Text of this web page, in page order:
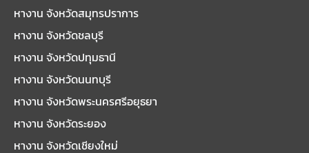
หางาน จังหวัดสมุทรปราการ
หางาน จังหวัดชลบุรี
หางาน จังหวัดปทุมธานี
หางาน จังหวัดนนทบุรี
หางาน จังหวัดพระนครศรีอยุธยา
หางาน จังหวัดระยอง
หางาน จังหวัดเชียงใหม่